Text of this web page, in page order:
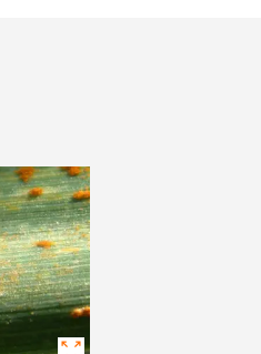
Tessin
Freiburg (Fribourg)